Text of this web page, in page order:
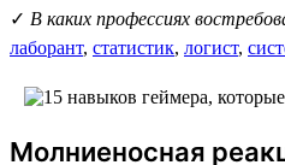
✓ В каких профессиях
лаборант, статистик, логист,
Молниеносная